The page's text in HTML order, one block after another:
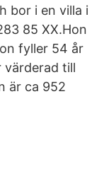
bor i en villa i
85 XX.Hon
fyller 54 år
värderad till
är ca 952